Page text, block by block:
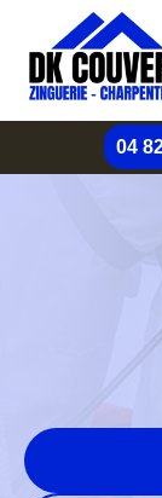
04